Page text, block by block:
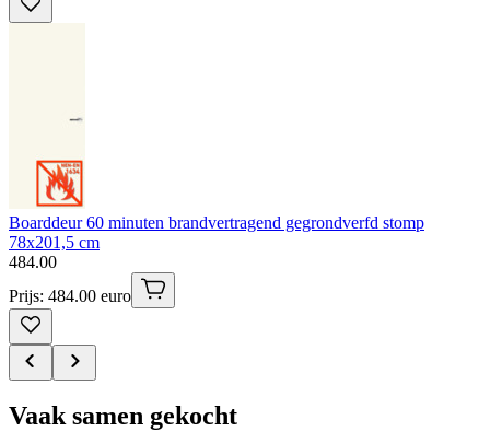
Boarddeur 60 minuten brandvertragend gegrondverfd stomp
78x201,5 cm
484.00
Prijs: 484.00 euro
Vaak samen gekocht